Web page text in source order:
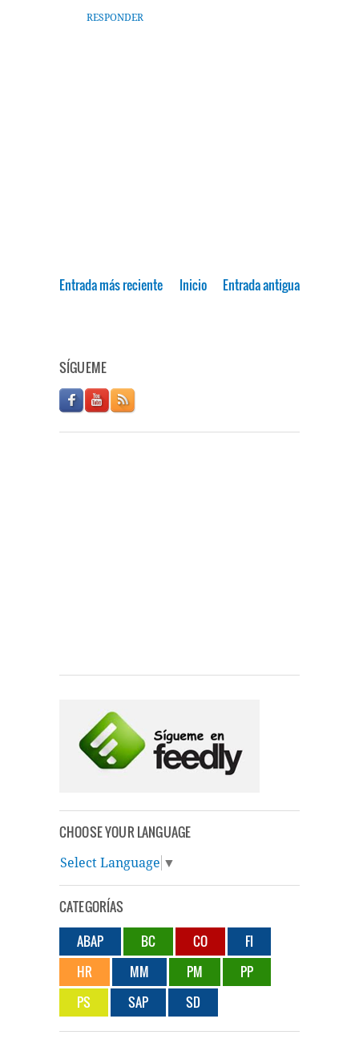
RESPONDER
Entrada más reciente Entrada antigua
Inicio
SÍGUEME
CHOOSE YOUR LANGUAGE
Select Language ▼
CATEGORÍAS
ABAP
BC CO
FI
HR
MM PM
PP
PS
SAP SD